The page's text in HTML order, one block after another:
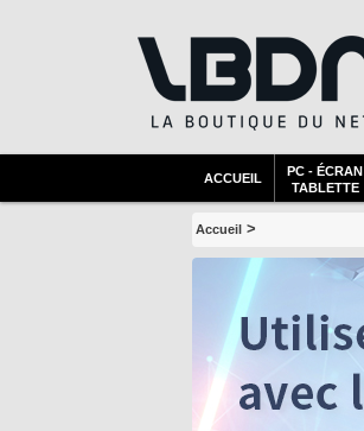
ACCUEIL
PC - ÉCRAN
TABLETTE
Accueil >